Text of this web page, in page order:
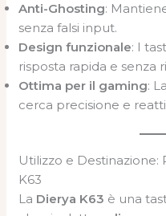
Anti-Ghosting:
senza falsi input.
Design funzionale: I
risposta rapida e senza
Ottima per il gaming:
cerca precisione e
Utilizzo e Destinazione:
K63
La Dierya K63 è una